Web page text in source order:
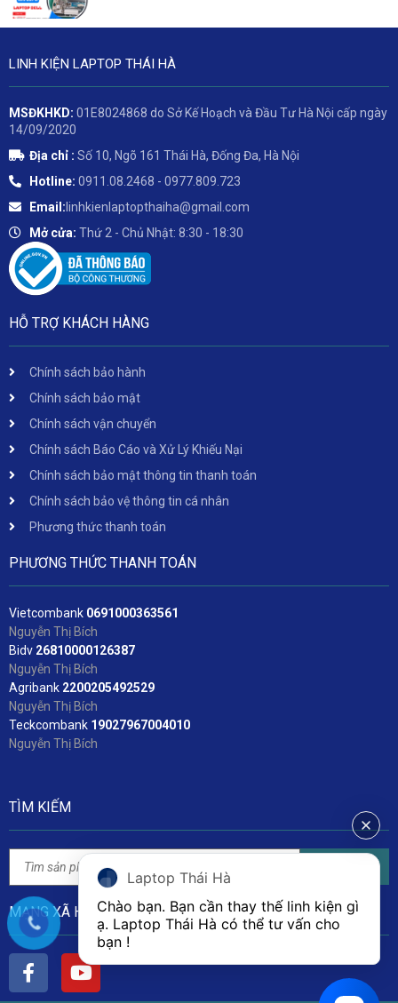
LINH KIỆN LAPTOP THÁI HÀ
MSĐKHKD: 01E8024868 do Sở Kế Hoạch và Đầu Tư Hà Nội cấp ngày
14/09/2020
Địa chỉ : Số 10, Ngõ 161 Thái Hà, Đống Đa, Hà Nội
Hotline: 0911.08.2468 - 0977.809.723
Email: linhkienlaptopthaiha@gmail.com
Mở cửa: Thứ 2 - Chủ Nhật: 8:30 - 18:30
HỖ TRỢ KHÁCH HÀNG
Chính sách bảo hành
Chính sách bảo mật
Chính sách vận chuyển
Chính sách Báo Cáo và Xử Lý Khiếu Nại
Chính sách bảo mật thông tin thanh toán
Chính sách bảo vệ thông tin cá nhân
Phương thức thanh toán
PHƯƠNG THỨC THANH TOÁN
Vietcombank 0691000363561
Nguyễn Thị Bích
Bidv 26810000126387
Nguyễn Thị Bích
Agribank 2200205492529
Nguyễn Thị Bích
Teckcombank 19027967004010
Nguyễn Thị Bích
TÌM KIẾM
MẠNG XÃ HỘI
Laptop Thái Hà
Chào bạn. Bạn cần thay thế linh kiện gì
ạ. Laptop Thái Hà có thể tư vấn cho
bạn !